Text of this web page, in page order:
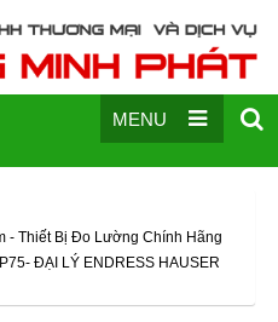
MENU
- Thiết Bị Đo Lường Chính Hãng
ĐẠI LÝ ENDRESS HAUSER